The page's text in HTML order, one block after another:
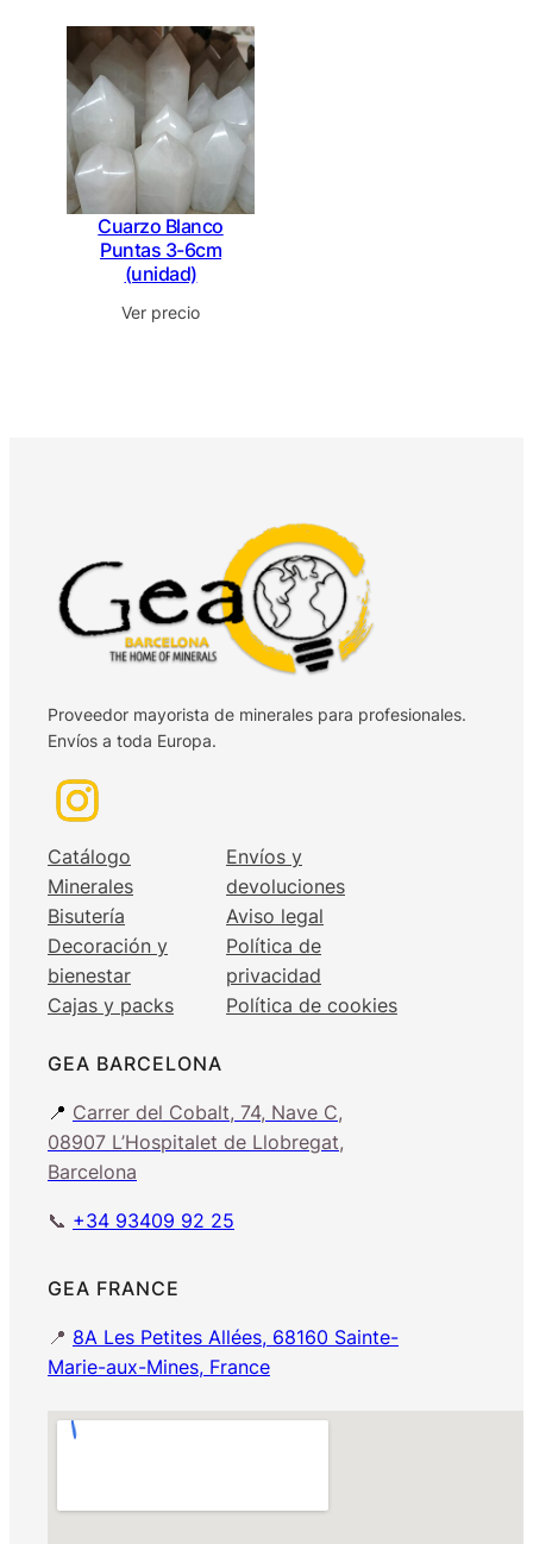
Cuarzo Blanco
Puntas 3-6cm
(unidad)
Ver precio
Proveedor mayorista de minerales para profesionales.
Envíos a toda Europa.
Catálogo
Minerales
Bisutería
Decoración y
bienestar
Cajas y packs
Envíos y
devoluciones
Aviso legal
Política de
privacidad
Política de cookies
GEA BARCELONA
📍 Carrer del Cobalt, 74, Nave C,
08907 L’Hospitalet de Llobregat,
Barcelona
📞 +34 93409 92 25
GEA FRANCE
📍 8A Les Petites Allées, 68160 Sainte-
Marie-aux-Mines, France